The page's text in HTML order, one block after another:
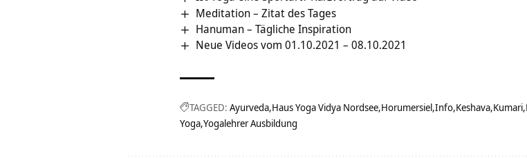
Meditation – Zitat des Tages
Hanuman – Tägliche Inspiration
Neue Videos vom 01.10.2021 – 08.10.2021
TAGGED: Ayurveda Haus Yoga Vidya Nordsee Horumersiel Info Keshava Kumari
Yoga Yogalehrer Ausbildung